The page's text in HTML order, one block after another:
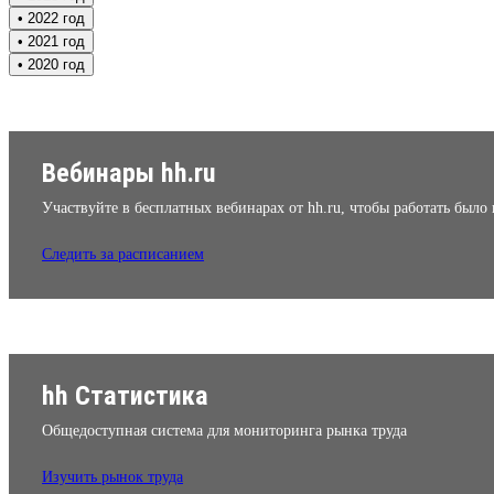
• 2022 год
• 2021 год
• 2020 год
Вебинары hh.ru
Участвуйте в бесплатных вебинарах от hh.ru, чтобы работать было
Следить за расписанием
hh Статистика
Общедоступная система для мониторинга рынка труда
Изучить рынок труда